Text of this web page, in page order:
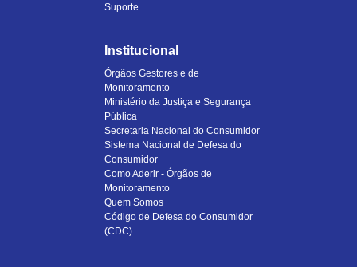
Suporte
Institucional
Órgãos Gestores e de
Monitoramento
Ministério da Justiça e Segurança
Pública
Secretaria Nacional do Consumidor
Sistema Nacional de Defesa do
Consumidor
Como Aderir - Órgãos de
Monitoramento
Quem Somos
Código de Defesa do Consumidor
(CDC)